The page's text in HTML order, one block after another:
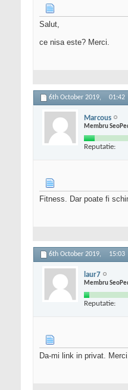
Salut,
ce nisa este? Merci.
6th October 2019, 01:42
Marcous
Membru
Reputatie:
Fitness. Dar poate fi
6th October 2019, 15:03
laur7
Membru
Reputatie:
Da-mi link in privat.